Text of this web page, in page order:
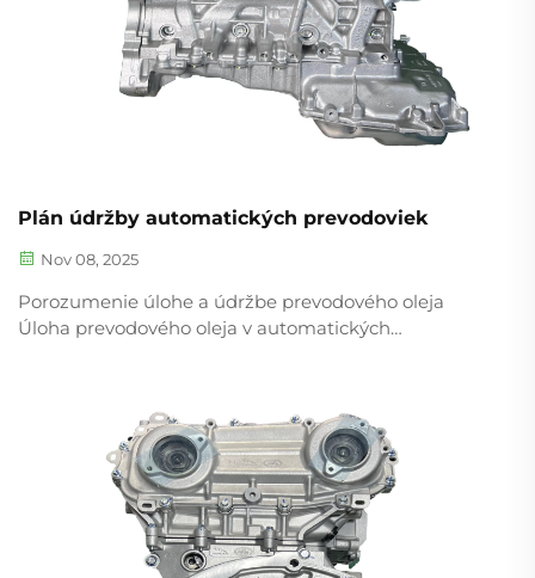
Plán údržby automatických prevodoviek
Nov 08, 2025
Porozumenie úlohe a údržbe prevodového oleja
Úloha prevodového oleja v automatických
prevodovkách a zároveň vykonáva niekoľko
dôležitých úloh naraz...